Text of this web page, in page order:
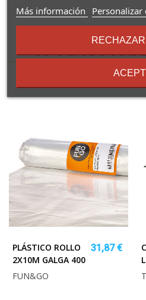
16 Otros
Misma
PLÁSTICO ROLLO
2X10M GALGA 400
31,87 €
FUN&GO
Más información
sobre
términos
condiciones
Personalizar